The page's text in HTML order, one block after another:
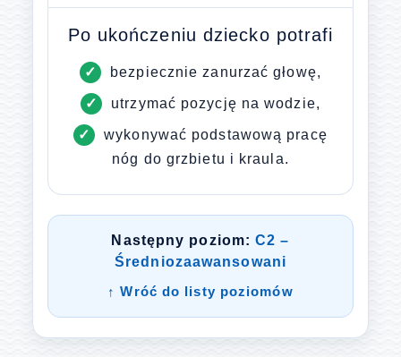
Po ukończeniu dziecko potrafi
bezpiecznie zanurzać głowę,
utrzymać pozycję na wodzie,
wykonywać podstawową pracę
nóg do grzbietu i kraula.
Następny poziom:C2 –
Średniozaawansowani
↑ Wróć do listy poziomów